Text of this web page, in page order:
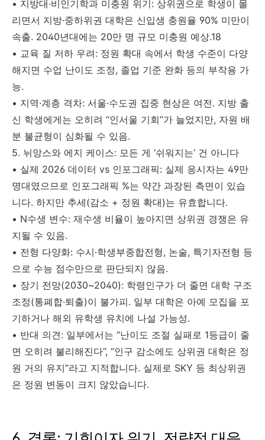
• 지방대·비인기학과 미충원 위기: 상위권으로 학생이 몰
리면서 지방·중하위권 대학은 신입생 충원율 90% 미만이
속출. 2040년대에는 20만 명 규모 미충원 예상.18
• 교육 질 저하 우려: 정원 확대 속에서 학생 수준이 다양
해지면 수업 난이도 조정, 졸업 기준 완화 등의 부작용 가
능.
• 지역·계층 격차: 서울·수도권 집중 현상은 여전. 지방 출
신 학생에게는 오히려 “인서울 기회”가 늘었지만, 자원 배
분 불균형이 심화될 수 있음.
5. 뉘앙스와 에지 케이스: 모든 게 ‘쉬워지는’ 건 아니다
• 실제 2026 데이터 vs 인포그래픽: 실제 응시자는 49만
명대였으므로 인포그래픽 %는 약간 과장된 측면이 있습
니다. 하지만 추세(감소 + 정원 확대)는 유효합니다.
• N수생 변수: 재수생 비율이 높아지면 상위권 경쟁은 유
지될 수 있음.
• 전형 다양화: 수시·학생부종합전형, 논술, 특기자전형 등
으로 수능 점수만으로 판단되지 않음.
• 장기 전망(2030~2040): 학령인구가 더 줄면 대학 구조
조정(통폐합·퇴출)이 불가피. 일부 대학은 아예 모집을 포
기하거나 해외 유학생 유치에 나설 가능성.
• 반대 의견: 일부에서는 “난이도 조절 실패로 1등급이 줄
면 오히려 불리해진다”, “인구 감소에도 상위권 대학은 정
원 거의 유지”라고 지적합니다. 실제로 SKY 등 최상위권
은 정원 변동이 크지 않았습니다.